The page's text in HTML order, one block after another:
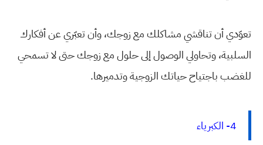
تعوّدي أن تناقشي مشاكلك مع زوجك، وأن تعبّري عن أفكارك
السلبية، وتحاولي الوصول إلى حلول مع زوجك حتى لا تسمحي
للغضب باجتياح حياتك الزوجية وتدميرها.
4- الكبرياء